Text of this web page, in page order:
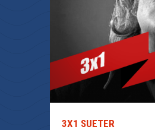
3X1 SUETER